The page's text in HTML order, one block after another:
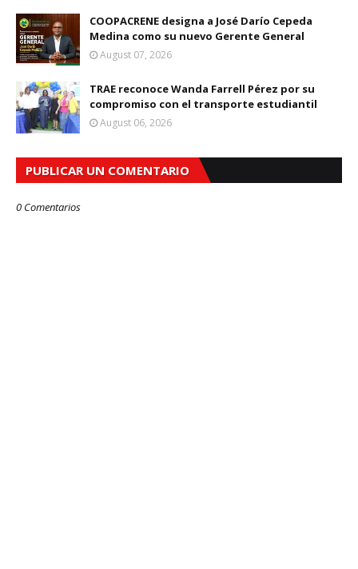
COOPACRENE designa a José Darío Cepeda
Medina como su nuevo Gerente General
August 07, 2026
TRAE reconoce Wanda Farrell Pérez por su
compromiso con el transporte estudiantil
August 06, 2026
PUBLICAR UN COMENTARIO
0 Comentarios